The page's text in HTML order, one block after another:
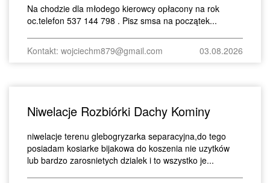
Na chodzie dla młodego kierowcy opłacony na rok
oc.telefon 537 144 798 . Pisz smsa na początek...
Kontakt: wojciechm879@gmail.com 03.08.2026
Niwelacje Rozbiórki Dachy Kominy
niwelacje terenu glebogryzarka separacyjna,do tego
posiadam kosiarke bijakowa do koszenia nie uzytków
lub bardzo zarosnietych dzialek i to wszystko je...